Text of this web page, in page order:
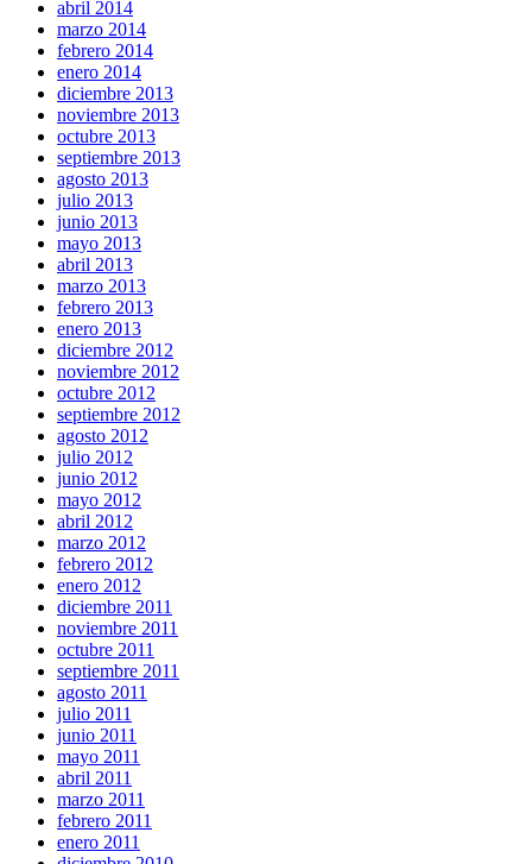
abril 2014
marzo 2014
febrero 2014
enero 2014
diciembre 2013
noviembre 2013
octubre 2013
septiembre 2013
agosto 2013
julio 2013
junio 2013
mayo 2013
abril 2013
marzo 2013
febrero 2013
enero 2013
diciembre 2012
noviembre 2012
octubre 2012
septiembre 2012
agosto 2012
julio 2012
junio 2012
mayo 2012
abril 2012
marzo 2012
febrero 2012
enero 2012
diciembre 2011
noviembre 2011
octubre 2011
septiembre 2011
agosto 2011
julio 2011
junio 2011
mayo 2011
abril 2011
marzo 2011
febrero 2011
enero 2011